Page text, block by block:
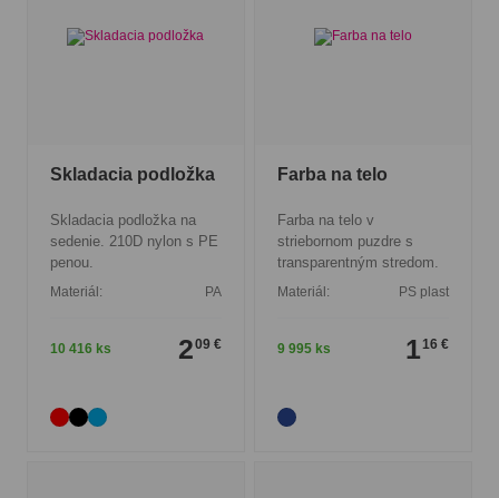
Skladacia podložka
Skladacia podložka na
sedenie. 210D nylon s PE
penou.
Materiál: PA
10 416 ks 2 09 €
Farba na telo
Farba na telo v
striebornom puzdre s
transparentným stredom.
Materiál: PS plast
9 995 ks 1 16 €